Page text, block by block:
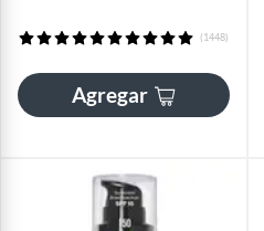
(1448)
Agregar